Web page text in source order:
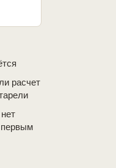
расчет
первым